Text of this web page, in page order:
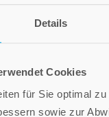
Details
Cookies
für Sie optimal
sowie zur
Sach-